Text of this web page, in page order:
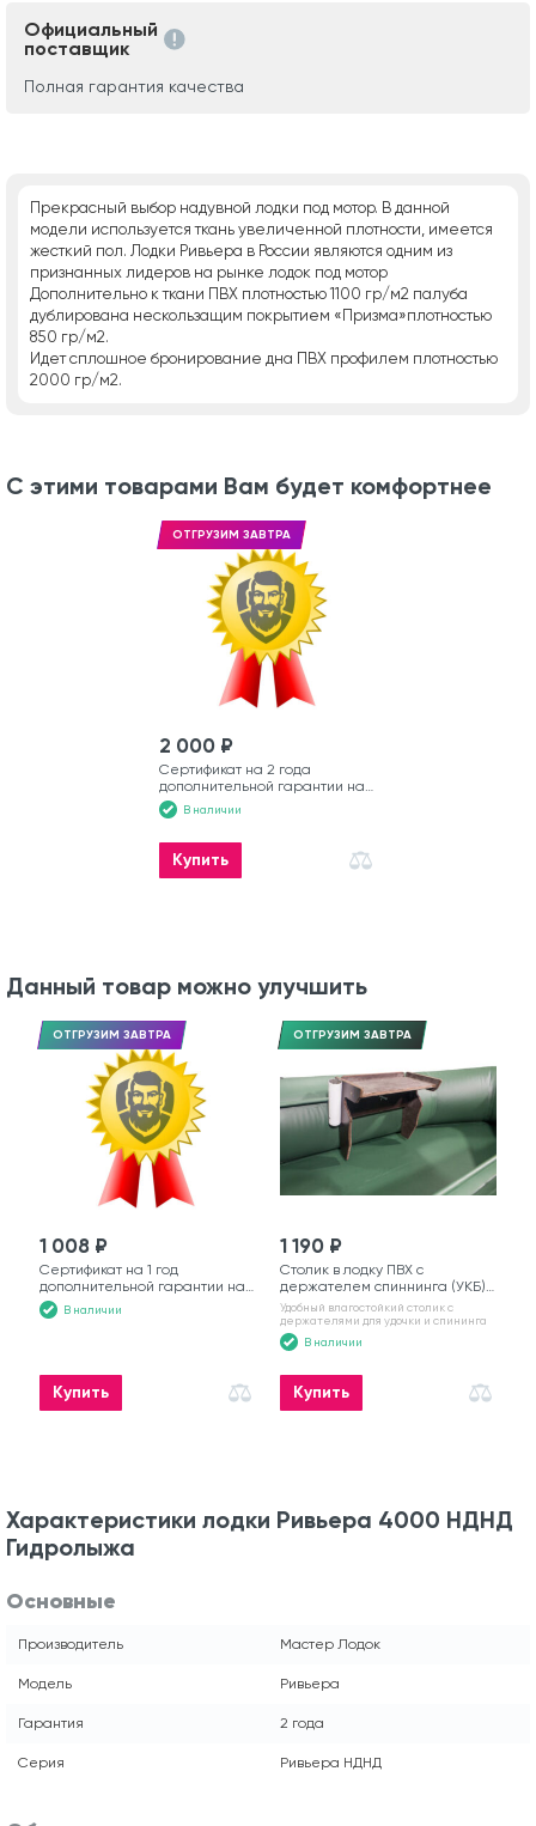
Официальный
поставщик
Полная гарантия качества
Прекрасный выбор надувной лодки под мотор. В данной
модели используется ткань увеличенной плотности, имеется
жесткий пол. Лодки Ривьера в России являются одним из
признанных лидеров на рынке лодок под мотор
Дополнительно к ткани ПВХ плотностью 1100 гр/м2 палуба
дублирована нескользащим покрытием «Призма»плотностью
850 гр/м2.
Идет сплошное бронирование дна ПВХ профилем плотностью
2000 гр/м2.
С этими товарами Вам будет комфортнее
ОТГРУЗИМ ЗАВТРА
2 000 ₽
Сертификат на 2 года
дополнительной гарантии на
лодкуВ наличии
Купить
Данный товар можно улучшить
ОТГРУЗИМ ЗАВТРА
1 008 ₽
Сертификат на 1 год
дополнительной гарантии на
моторную лодку
В наличии
Купить
ОТГРУЗИМ ЗАВТРА
1 190 ₽
Столик в лодку ПВХ с
держателем спиннинга (УКБ)
№6
Удобный влагостойкий столик с
держателями для удочки и спининга
В наличии
Купить
Характеристики лодки Ривьера 4000 НДНД
Гидролыжа
Основные
Производитель Мастер Лодок
Модель Ривьера
Гарантия 2 года
Серия Ривьера НДНД